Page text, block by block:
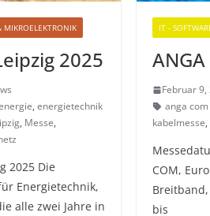
MIKROELEKTRONIK
2025
, energietechnik
, Messe,
2025 Die
Energietechnik,
alle zwei Jahre in
IT -
Februar 9,
anga
kabelmesse,
COM,
bis